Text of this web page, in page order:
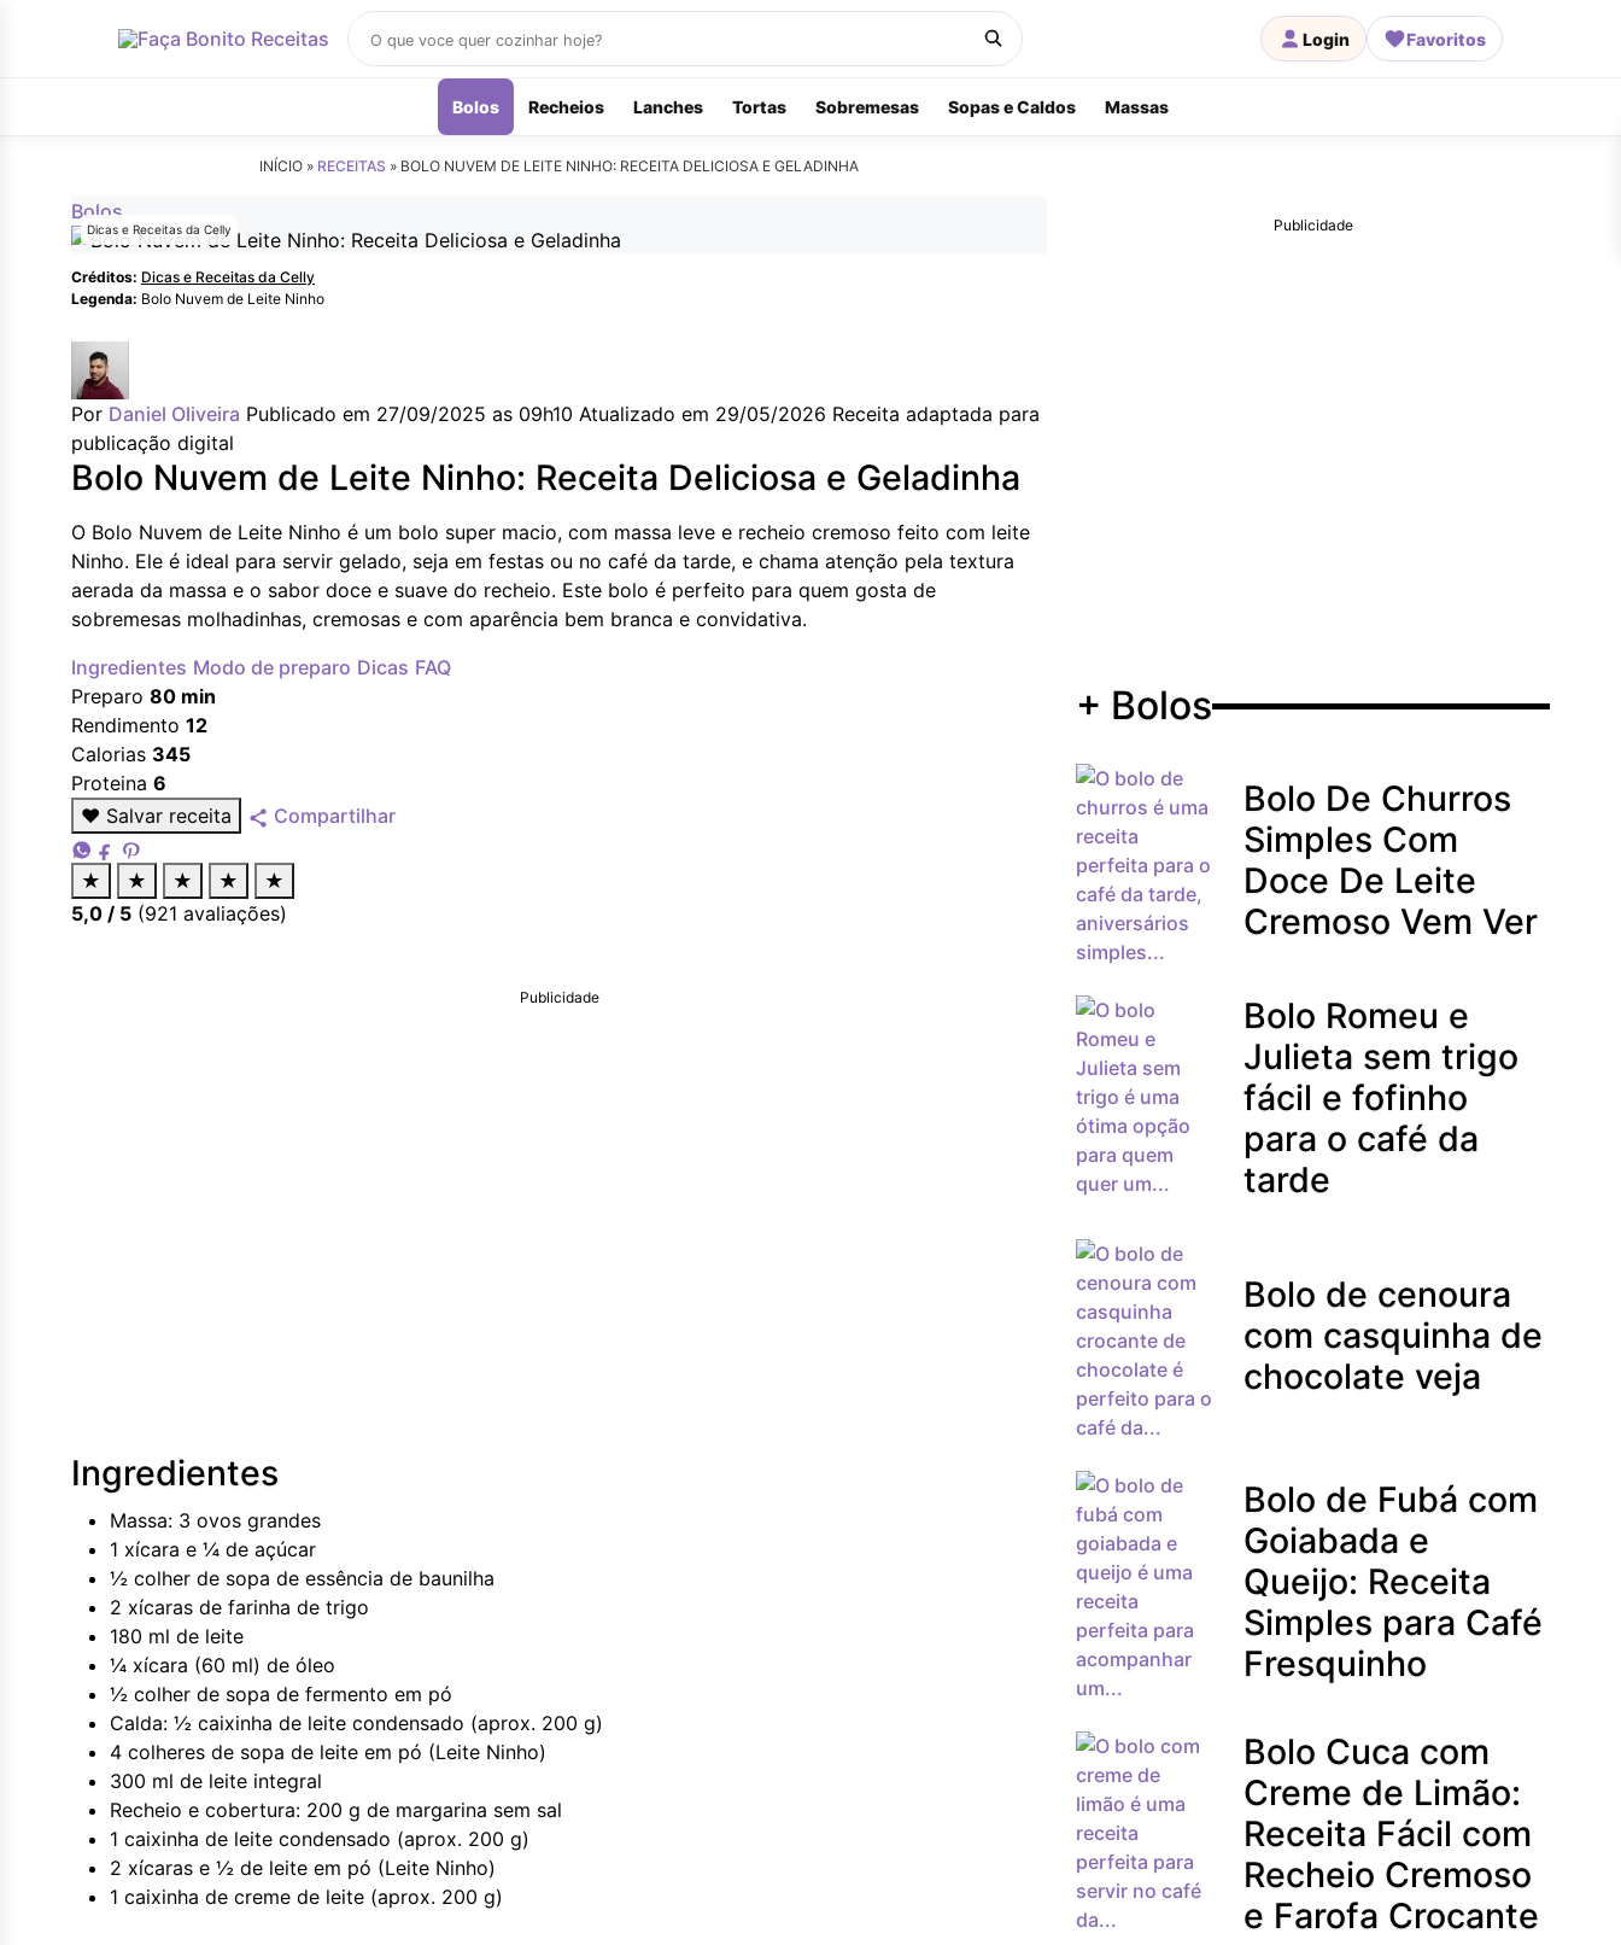
receitas
Login Favoritos
Bolos Recheios Lanches Tortas Sobremesas Sopas e Caldos Massas
INÍCIO » RECEITAS » BOLO NUVEM DE LEITE NINHO: RECEITA DELICIOSA E GELADINHA
Bolos
Dicas e Receitas da Celly
Créditos: Dicas e Receitas da Celly
Legenda: Bolo Nuvem de Leite Ninho
Por Daniel Oliveira Publicado em 27/09/2025 as 09h10 Atualizado em 29/05/2026 Receita adaptada para
publicação digital
Bolo Nuvem de Leite Ninho: Receita Deliciosa e Geladinha
O Bolo Nuvem de Leite Ninho é um bolo super macio, com massa leve e recheio cremoso feito com leite
Ninho. Ele é ideal para servir gelado, seja em festas ou no café da tarde, e chama atenção pela textura
aerada da massa e o sabor doce e suave do recheio. Este bolo é perfeito para quem gosta de
sobremesas molhadinhas, cremosas e com aparência bem branca e convidativa.
Ingredientes Modo de preparo Dicas FAQ
Preparo 80 min
Rendimento 12
Calorias 345
Proteina 6
♥ Salvar receita Compartilhar
★ ★ ★ ★
★
5,0 / 5 (921 avaliações)
Publicidade
Ingredientes
Massa: 3 ovos grandes
1 xícara e ¼ de açúcar
½ colher de sopa de essência de baunilha
2 xícaras de farinha de trigo
180 ml de leite
¼ xícara (60 ml) de óleo
½ colher de sopa de fermento em pó
Calda: ½ caixinha de leite condensado (aprox. 200 g)
4 colheres de sopa de leite em pó (Leite Ninho)
300 ml de leite integral
Recheio e cobertura: 200 g de margarina sem sal
1 caixinha de leite condensado (aprox. 200 g)
2 xícaras e ½ de leite em pó (Leite Ninho)
1 caixinha de creme de leite (aprox. 200 g)
Publicidade
+ Bolos
Bolo De Churros
Simples Com
Doce De Leite
Cremoso Vem Ver
Bolo Romeu e
Julieta sem trigo
fácil e fofinho
para o café da
tarde
Bolo de cenoura
com casquinha de
chocolate veja
Bolo de Fubá com
Goiabada e
Queijo: Receita
Simples para Café
Fresquinho
Bolo Cuca com
Creme de Limão:
Receita Fácil com
Recheio Cremoso
e Farofa Crocante